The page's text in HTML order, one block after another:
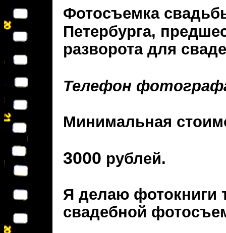
Фотосъемка
Петербурга,
разворота для
Телефон
Минимальная
3000 рублей.
Я делаю фотокниги
свадебной